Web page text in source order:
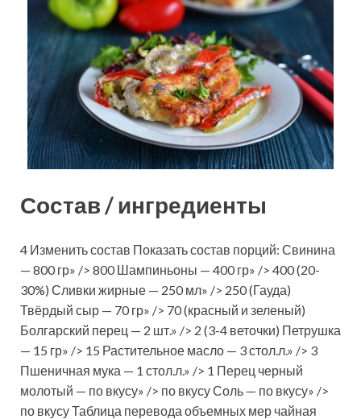
Состав / ингредиенты
4 Изменить состав Показать состав порций: Свинина
— 800 гр» /> 800 Шампиньоны — 400 гр» /> 400 (20-
30%) Сливки жирные — 250 мл» /> 250 (Гауда)
Твёрдый сыр — 70 гр» /> 70 (красный и зеленый)
Болгарский перец — 2 шт.» /> 2 (3-4 веточки) Петрушка
— 15 гр» /> 15 Растительное масло — 3 стол.л.» /> 3
Пшеничная мука — 1 стол.л.» /> 1 Перец черный
молотый — по вкусу» /> по вкусу Соль — по вкусу» />
по вкусу Таблица перевода объемных мер чайная